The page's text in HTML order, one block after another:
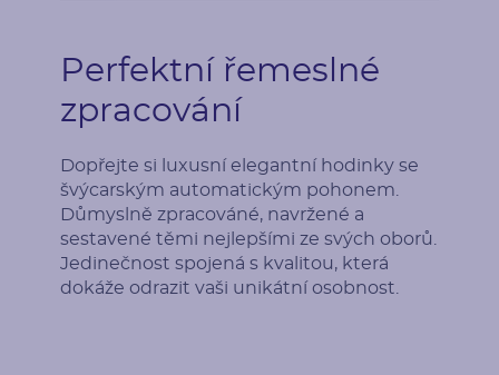
Perfektní řemeslné
zpracování
Dopřejte si luxusní elegantní hodinky se
švýcarským automatickým pohonem.
Důmyslně zpracováné, navržené a
sestavené těmi nejlepšími ze svých oborů.
Jedinečnost spojená s kvalitou, která
dokáže odrazit vaši unikátní osobnost.